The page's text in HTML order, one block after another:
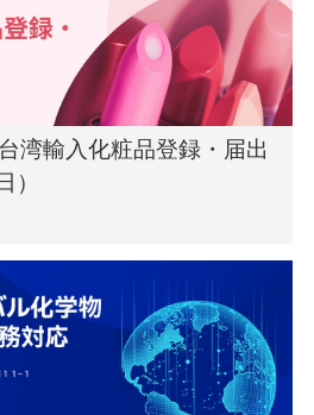
湾輸入化粧品登録・届出
）